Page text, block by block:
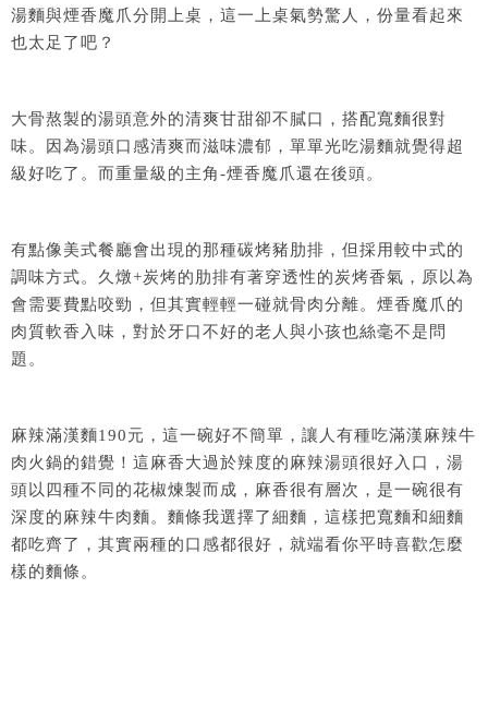
湯麵與煙香魔爪分開上桌，這一上桌氣勢驚人，份量看起來
也太足了吧？
大骨熬製的湯頭意外的清爽甘甜卻不膩口，搭配寬麵很對
味。因為湯頭口感清爽而滋味濃郁，單單光吃湯麵就覺得超
級好吃了。而重量級的主角-煙香魔爪還在後頭。
有點像美式餐廳會出現的那種碳烤豬肋排，但採用較中式的
調味方式。久燉+炭烤的肋排有著穿透性的炭烤香氣，原以為
會需要費點咬勁，但其實輕輕一碰就骨肉分離。煙香魔爪的
肉質軟香入味，對於牙口不好的老人與小孩也絲毫不是問
題。
麻辣滿漢麵190元，這一碗好不簡單，讓人有種吃滿漢麻辣牛
肉火鍋的錯覺！這麻香大過於辣度的麻辣湯頭很好入口，湯
頭以四種不同的花椒煉製而成，麻香很有層次，是一碗很有
深度的麻辣牛肉麵。麵條我選擇了細麵，這樣把寬麵和細麵
都吃齊了，其實兩種的口感都很好，就端看你平時喜歡怎麼
樣的麵條。